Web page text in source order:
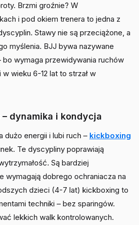
Brzmi groźnie? W
i pod okiem trenera to jedna z
Stawy nie są przeciążone, a
myślenia. BJJ bywa nazywane
bo wymaga przewidywania ruchów
wieku 6-12 lat to strzał w
dynamika i kondycja
dużo energii i lubi ruch – kickboxing
Te dyscypliny poprawiają
Są bardziej
wymagają dobrego ochraniacza na
dzieci (4-7 lat) kickboxing to
techniki – bez sparingów.
lekkich walk kontrolowanych.